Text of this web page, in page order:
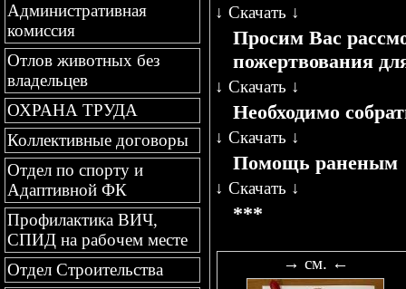
Административная
комиссия
Отлов животных без
владельцев
ОХРАНА ТРУДА
Коллективные договоры
Отдел по спорту и
Адаптивной ФК
Профилактика ВИЧ,
СПИД на рабочем месте
Отдел Строительства
↓ Скачать ↓
Просим Вас
пожертвования
↓ Скачать ↓
Необходимо
↓ Скачать ↓
Помощь раненым
↓ Скачать ↓
***
→ см. ←